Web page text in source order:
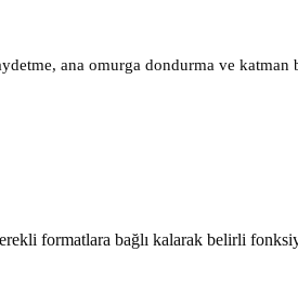
ana omurga dondurma ve
formatlara bağlı kalarak belirli